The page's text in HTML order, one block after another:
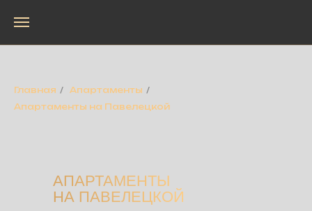
Главная / Апартаменты /
Апартаменты на Павелецкой
АПАРТАМЕНТЫ
НА ПАВЕЛЕЦКОЙ